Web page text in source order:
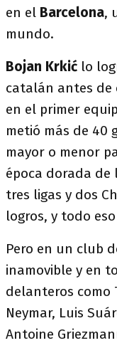
en el Barcelona,
mundo.
Bojan Krkić lo
catalán antes de
en el primer
metió más de 40
mayor o menor
época dorada de
tres ligas y dos
logros, y todo
Pero en un club
inamovible y en
delanteros como
Neymar, Luis
Antoine